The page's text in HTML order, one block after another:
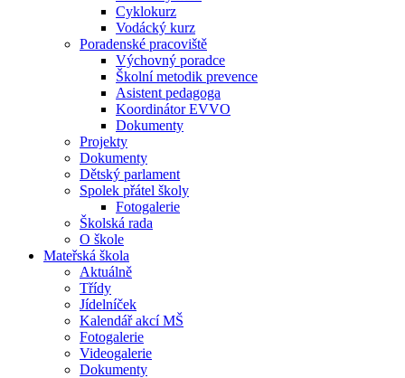
Cyklokurz
Vodácký kurz
Poradenské pracoviště
Výchovný poradce
Školní metodik prevence
Asistent pedagoga
Koordinátor EVVO
Dokumenty
Projekty
Dokumenty
Dětský parlament
Spolek přátel školy
Fotogalerie
Školská rada
O škole
Mateřská škola
Aktuálně
Třídy
Jídelníček
Kalendář akcí MŠ
Fotogalerie
Videogalerie
Dokumenty